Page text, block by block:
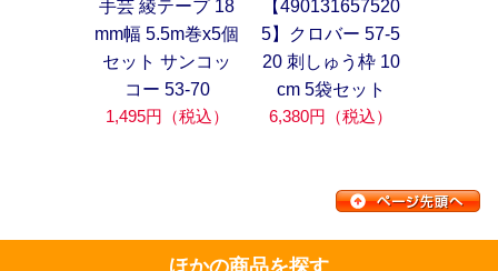
手芸 綾テープ 18
mm幅 5.5m巻x5個
セット サンコッ
コー 53-70
1,495円（税込）
【490131657520
5】クロバー 57-5
20 刺しゅう枠 10
cm 5袋セット
6,380円（税込）
ほかの商品を探す